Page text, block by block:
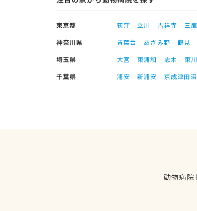
東京都 荻窪 立川 吉祥寺 三鷹
神奈川県
青葉台 あざみ野 鶴見
埼玉県
大宮 東浦和 志木 東
千葉県
浦安 新浦安 京成津田沼
動物病院